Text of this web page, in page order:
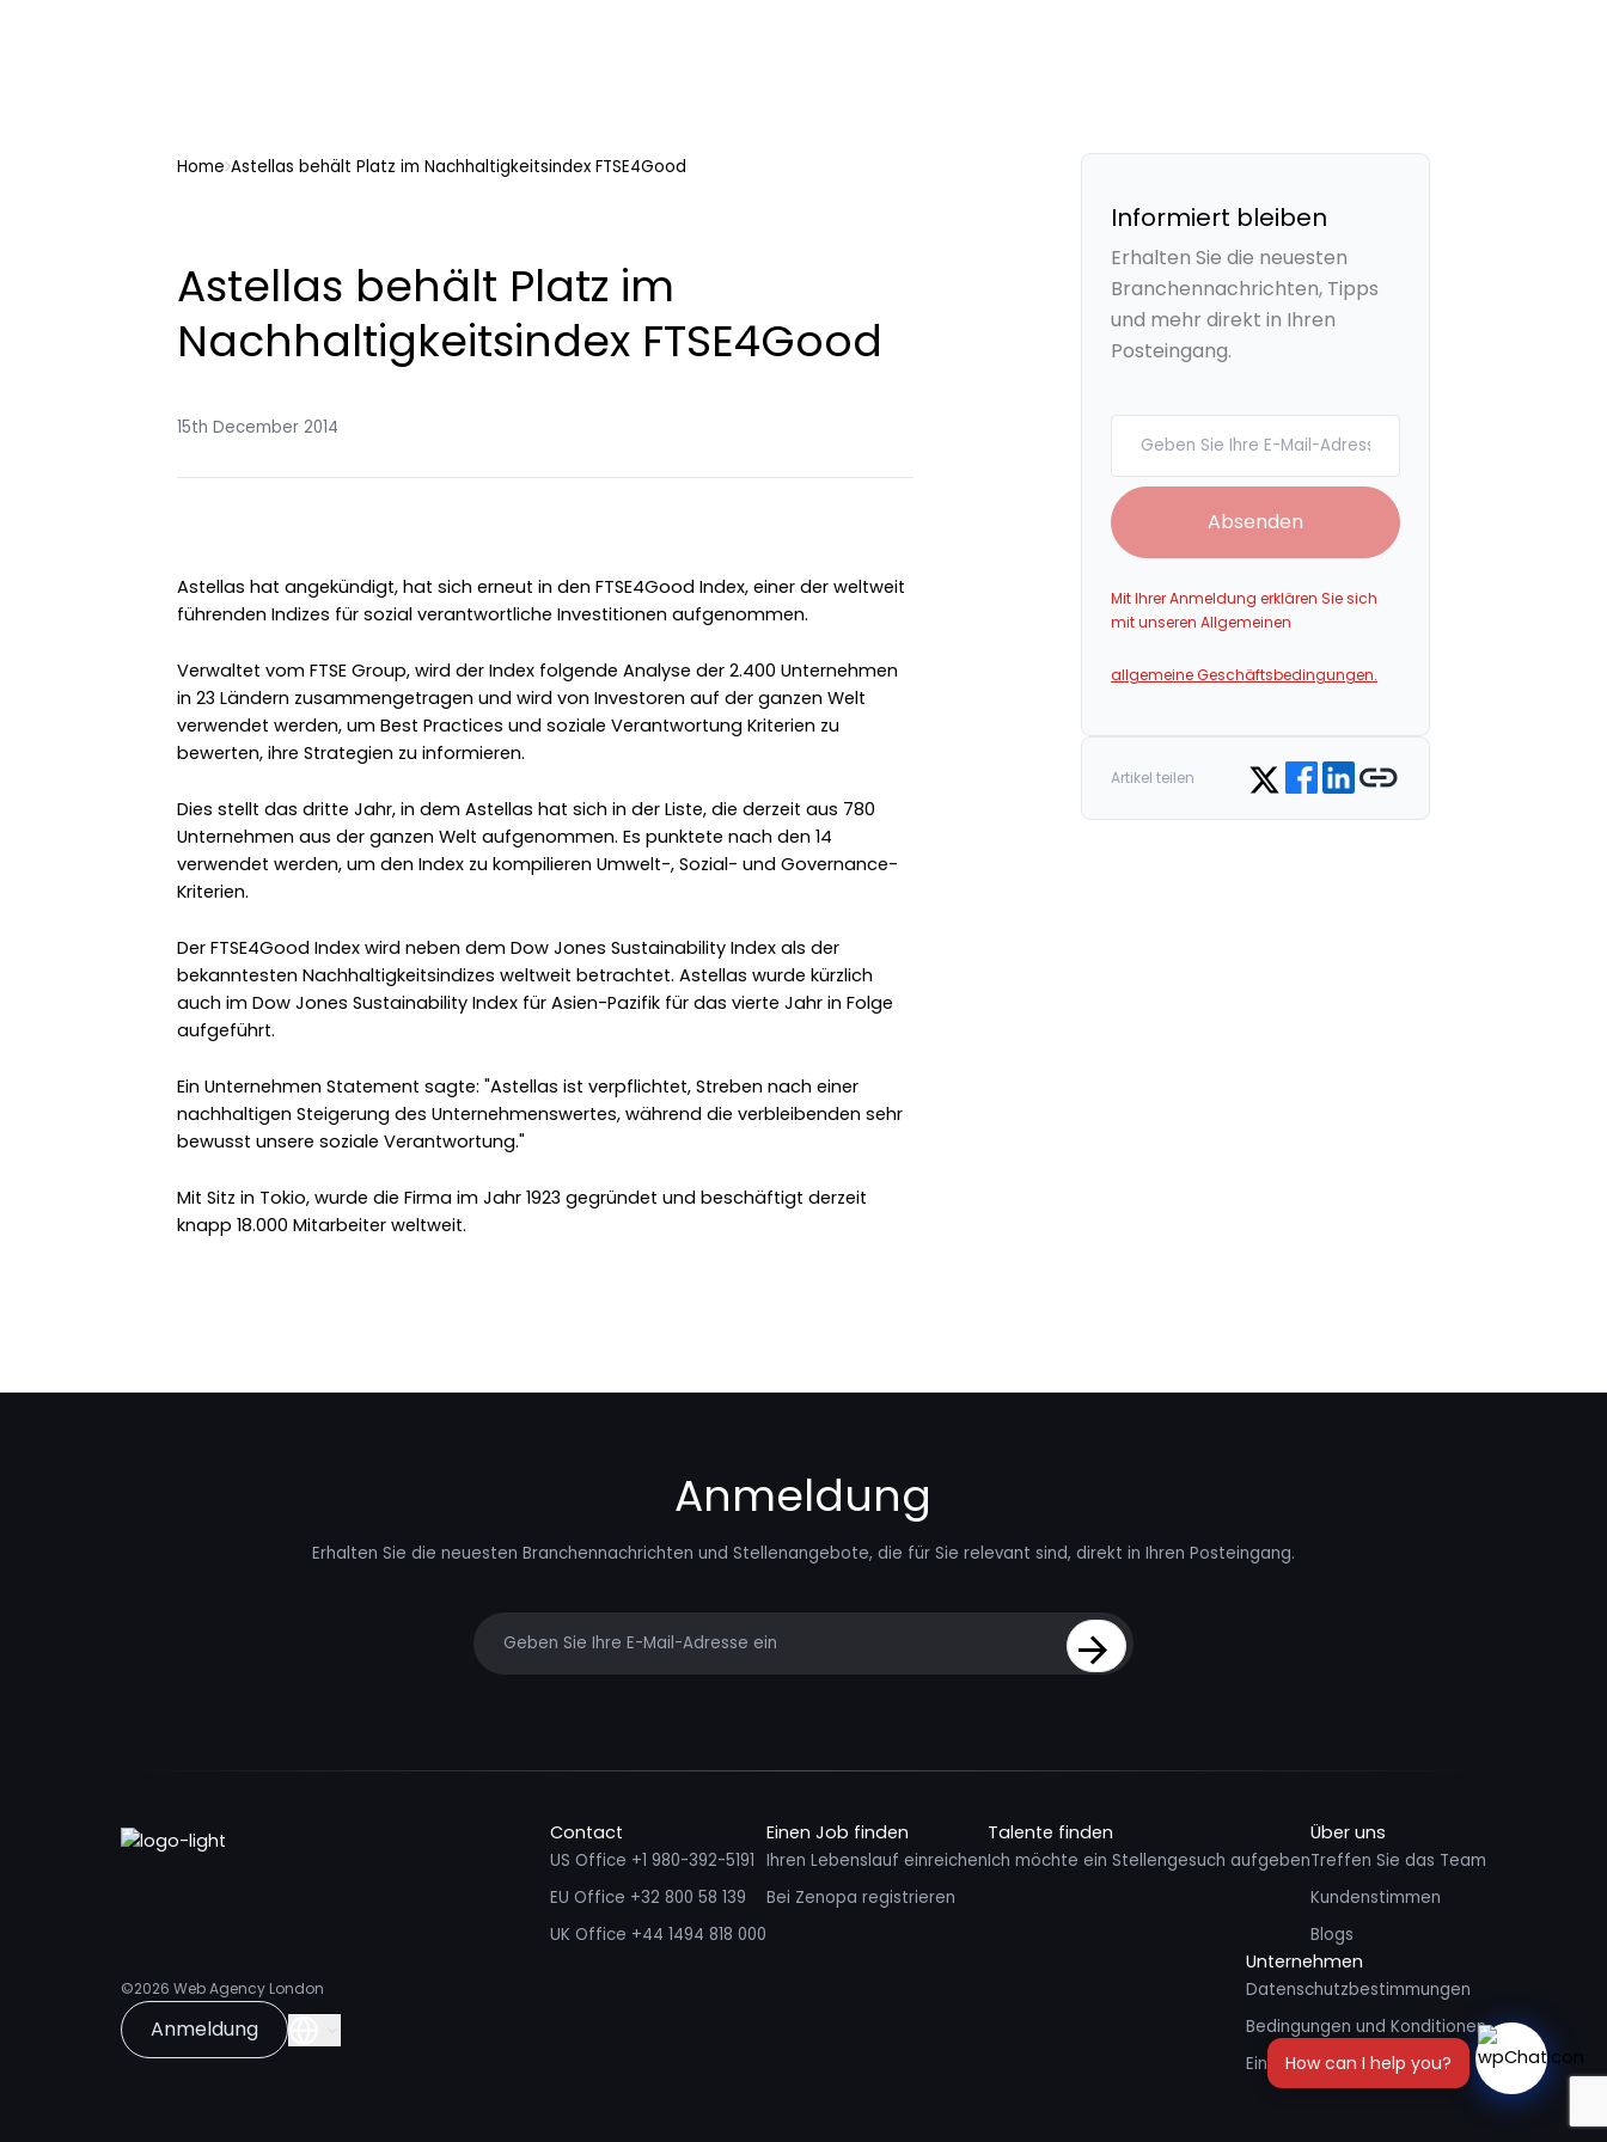
Home Astellas behält Platz im Nachhaltigkeitsindex FTSE4Good
Astellas behält Platz im
Nachhaltigkeitsindex FTSE4Good
15th December 2014
Astellas hat angekündigt, hat sich erneut in den FTSE4Good Index, einer der weltweit
führenden Indizes für sozial verantwortliche Investitionen aufgenommen.
Verwaltet vom FTSE Group, wird der Index folgende Analyse der 2.400 Unternehmen
in 23 Ländern zusammengetragen und wird von Investoren auf der ganzen Welt
verwendet werden, um Best Practices und soziale Verantwortung Kriterien zu
bewerten, ihre Strategien zu informieren.
Dies stellt das dritte Jahr, in dem Astellas hat sich in der Liste, die derzeit aus 780
Unternehmen aus der ganzen Welt aufgenommen. Es punktete nach den 14
verwendet werden, um den Index zu kompilieren Umwelt-, Sozial- und Governance-
Kriterien.
Der FTSE4Good Index wird neben dem Dow Jones Sustainability Index als der
bekanntesten Nachhaltigkeitsindizes weltweit betrachtet. Astellas wurde kürzlich
auch im Dow Jones Sustainability Index für Asien-Pazifik für das vierte Jahr in Folge
aufgeführt.
Ein Unternehmen Statement sagte: "Astellas ist verpflichtet, Streben nach einer
nachhaltigen Steigerung des Unternehmenswertes, während die verbleibenden sehr
bewusst unsere soziale Verantwortung."
Mit Sitz in Tokio, wurde die Firma im Jahr 1923 gegründet und beschäftigt derzeit
knapp 18.000 Mitarbeiter weltweit.
Informiert bleiben
Erhalten Sie die neuesten
Branchennachrichten, Tipps
und mehr direkt in Ihren
Posteingang.
Absenden
Mit Ihrer Anmeldung erklären Sie sich
mit unseren Allgemeinen
allgemeine Geschäftsbedingungen.
Artikel teilen Share on Twitter
Share on Facebook
Share on LinkedIn
Copy link
Anmeldung
Erhalten Sie die neuesten Branchennachrichten und Stellenangebote, die für Sie relevant sind, direkt in Ihren Posteingang.
Sign Up
©2026 Web Agency London
Anmeldung
Contact
US Office +1 980-392-5191
EU Office +32 800 58 139
UK Office +44 1494 818 000
Einen Job finden
Ihren Lebenslauf einreichen
Bei Zenopa registrieren
Talente finden
Ich möchte ein Stellengesuch aufgeben
Über uns
Treffen Sie das Team
Kundenstimmen
Blogs
Unternehmen
Datenschutzbestimmungen
Bedingungen und Konditionen
Einem Freund empfehlen